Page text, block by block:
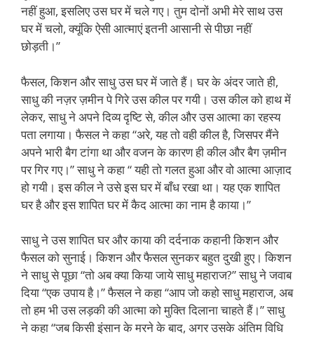
नहीं हुआ, इसलिए उस घर में चले गए। तुम दोनों अभी मेरे साथ उस
घर में चलो, क्यूंकि ऐसी आत्माएं इतनी आसानी से पीछा नहीं
छोड़ती।”
फैसल, किशन और साधु उस घर में जाते हैं। घर के अंदर जाते ही,
साधु की नज़र ज़मीन पे गिरे उस कील पर गयी। उस कील को हाथ में
लेकर, साधु ने अपने दिव्य दृष्टि से, कील और उस आत्मा का रहस्य
पता लगाया। फैसल ने कहा “अरे, यह तो वही कील है, जिसपर मैंने
अपने भारी बैग टांगा था और वजन के कारण ही कील और बैग ज़मीन
पर गिर गए।” साधु ने कहा “ यही तो गलत हुआ और वो आत्मा आज़ाद
हो गयी। इस कील ने उसे इस घर में बाँध रखा था। यह एक शापित
घर है और इस शापित घर में कैद आत्मा का नाम है काया।”
साधु ने उस शापित घर और काया की दर्दनाक कहानी किशन और
फैसल को सुनाई। किशन और फैसल सुनकर बहुत दुखी हुए। किशन
ने साधु से पूछा “तो अब क्या किया जाये साधु महाराज?” साधु ने जवाब
दिया “एक उपाय है।” फैसल ने कहा “आप जो कहो साधु महाराज, अब
तो हम भी उस लड़की की आत्मा को मुक्ति दिलाना चाहते हैं।” साधु
ने कहा “जब किसी इंसान के मरने के बाद, अगर उसके अंतिम विधि